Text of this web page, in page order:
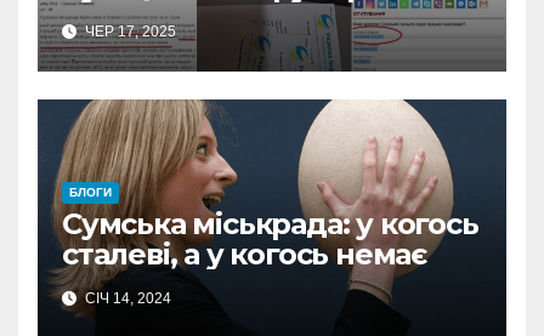
збіг чи політичні опоненти
вже не опоненти?
ЧЕР 17, 2025
БЛОГИ
Сумська міськрада: у когось
сталеві, а у когось немає
СІЧ 14, 2024